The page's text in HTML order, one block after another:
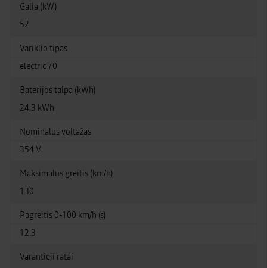
Galia (kW)
52
Variklio tipas
electric 70
Baterijos talpa (kWh)
24,3 kWh
Nominalus voltažas
354 V
Maksimalus greitis (km/h)
130
Pagreitis 0-100 km/h (s)
12.3
Varantieji ratai